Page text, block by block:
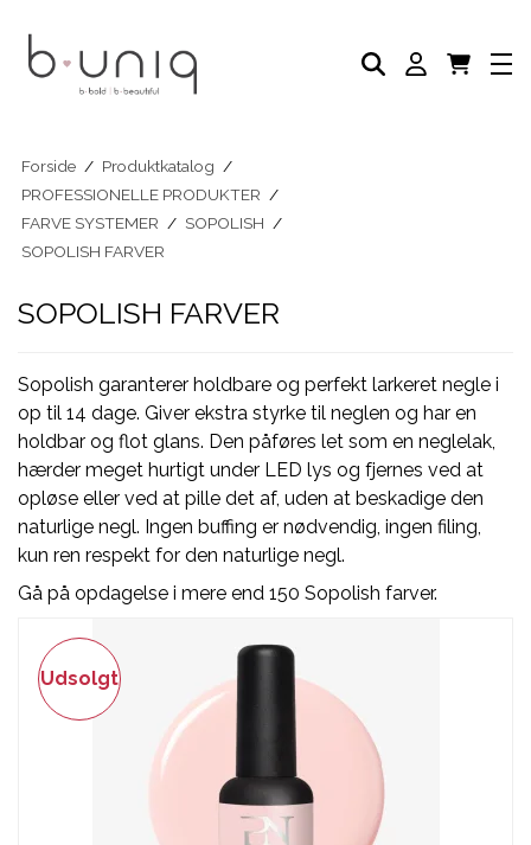
PLEJE PRODUKTER
AKADEMI
PROFESSIONELLE PRODUKTER
BLOG
Forside / Produktkatalog /
PROFESSIONELLE PRODUKTER /
FARVE SYSTEMER / SOPOLISH /
SOPOLISH FARVER
SOPOLISH FARVER
Sopolish garanterer holdbare og perfekt larkeret negle i
op til 14 dage. Giver ekstra styrke til neglen og har en
holdbar og flot glans. Den påføres let som en neglelak,
hærder meget hurtigt under LED lys og fjernes ved at
opløse eller ved at pille det af, uden at beskadige den
naturlige negl. Ingen buffing er nødvendig, ingen filing,
kun ren respekt for den naturlige negl.
Gå på opdagelse i mere end 150 Sopolish farver.
Udsolgt